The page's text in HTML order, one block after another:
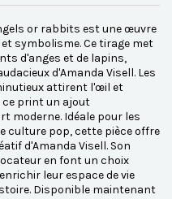
or rabbits est une œuvre
symbolisme. Ce tirage met
d'anges et de lapins,
d'Amanda Visell. Les
attirent l'œil et
print un ajout
moderne. Idéale pour les
culture pop, cette pièce offre
d'Amanda Visell. Son
en font un choix
leur espace de vie
Disponible maintenant